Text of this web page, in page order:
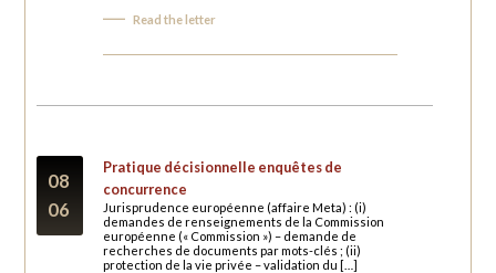
Read the letter
08
06
Pratique décisionnelle enquêtes de
concurrence
Jurisprudence européenne (affaire Meta) : (i)
demandes de renseignements de la Commission
européenne (« Commission ») – demande de
recherches de documents par mots-clés ; (ii)
protection de la vie privée – validation du […]